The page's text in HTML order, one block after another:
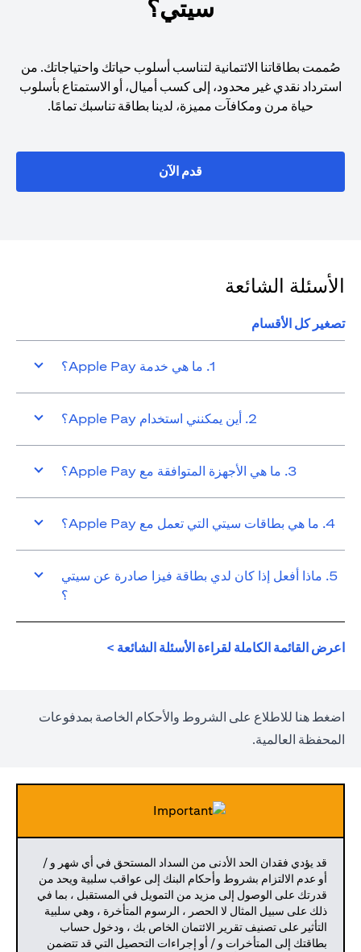
سيتي؟
صُممت بطاقاتنا الائتمانية لتناسب أسلوب حياتك واحتياجاتك. من
استرداد نقدي غير محدود، إلى كسب أميال، أو الاستمتاع بأسلوب
حياة مرن ومكافآت مميزة، لدينا بطاقة تناسبك تمامًا.
قدم الآن
الأسئلة الشائعة
تصغير كل الأقسام
1. ما هي خدمة Apple Pay؟
2. أين يمكنني استخدام Apple Pay؟
3. ما هي الأجهزة المتوافقة مع Apple Pay؟
4. ما هي بطاقات سيتي التي تعمل مع Apple Pay؟
5. ماذا أفعل إذا كان لدي بطاقة فيزا صادرة عن سيتي
؟
اعرض القائمة الكاملة لقراءة الأسئلة الشائعة >
اضغط هنا opens in a new tab
للاطلاع على الشروط والأحكام الخاصة بمدفوعات
المحفظة العالمية.
قد يؤدي فقدان الحد الأدنى من السداد المستحق في أي شهر و /
أو عدم الالتزام بشروط وأحكام البنك إلى عواقب سلبية ويحد من
قدرتك على الوصول إلى مزيد من التمويل في المستقبل ، بما في
ذلك على سبيل المثال لا الحصر ، الرسوم المتأخرة ، وهي سلبية
التأثير على تصنيف تقرير الائتمان الخاص بك ، ودخول حساب
بطاقتك إلى المتأخرات و / أو إجراءات التحصيل التي قد تتضمن